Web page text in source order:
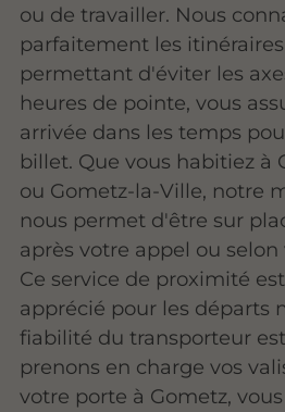
ou de travailler. Nous
parfaitement les
permettant d'éviter les
heures de pointe, vous
arrivée dans les temps
billet. Que vous habitiez à
ou Gometz-la-Ville, notre
nous permet d'être sur
après votre appel ou
Ce service de proximité
apprécié pour les départs
fiabilité du transporteur
prenons en charge vos
votre porte à Gometz,